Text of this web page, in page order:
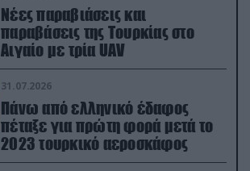
Νέες παραβιάσεις και
παραβάσεις της Τουρκίας στο
Αιγαίο με τρία UAV
31.07.2026
Πάνω από ελληνικό έδαφος
πέταξε για πρώτη φορά μετά το
2023 τουρκικό αεροσκάφος